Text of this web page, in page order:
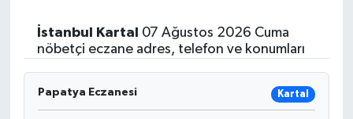
İstanbul Kartal
07 Ağustos 2026 Cuma
nöbetçi eczane adres, telefon ve konumları
Papatya Eczanesi Kartal
Spor